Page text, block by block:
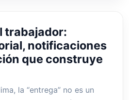
trabajador:
notificaciones
que construye
la “entrega” no es un